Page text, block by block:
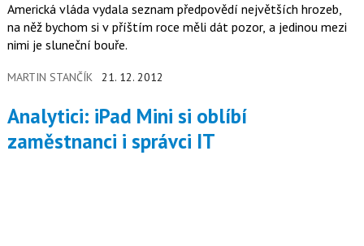
Americká vláda vydala seznam předpovědí největších hrozeb,
na něž bychom si v příštím roce měli dát pozor, a jedinou mezi
nimi je sluneční bouře.
MARTIN STANČÍK 21. 12. 2012
Analytici: iPad Mini si oblíbí
zaměstnanci i správci IT